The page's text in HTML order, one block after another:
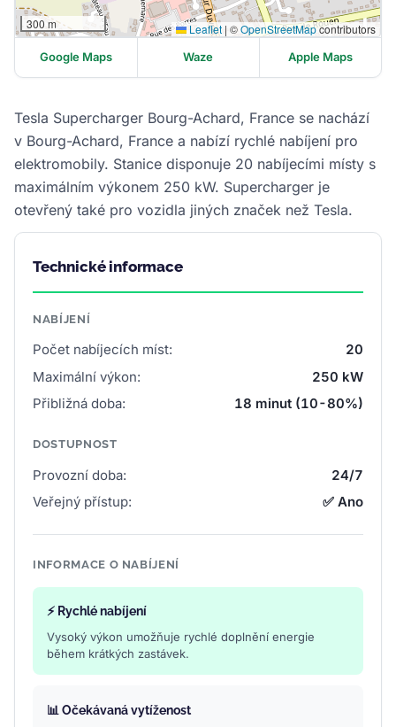
Tesla Supercharger Bourg-Achard, France se nachází
v Bourg-Achard, France a nabízí rychlé nabíjení pro
elektromobily. Stanice disponuje 20 nabíjecími místy s
maximálním výkonem 250 kW. Supercharger je
otevřený také pro vozidla jiných značek než Tesla.
Technické informace
NABÍJENÍ
Počet nabíjecích míst:
20
Maximální výkon:
250 kW
Přibližná doba:
18 minut (10-80%)
DOSTUPNOST
Provozní doba:
24/7
Veřejný přístup:
✅ Ano
INFORMACE O NABÍJENÍ
⚡ Rychlé nabíjení
Vysoký výkon umožňuje rychlé doplnění energie
během krátkých zastávek.
📊 Očekávaná vytíženost
300 m Leaflet | ©OpenStreetMapcontributors
Google Maps Waze Apple Maps